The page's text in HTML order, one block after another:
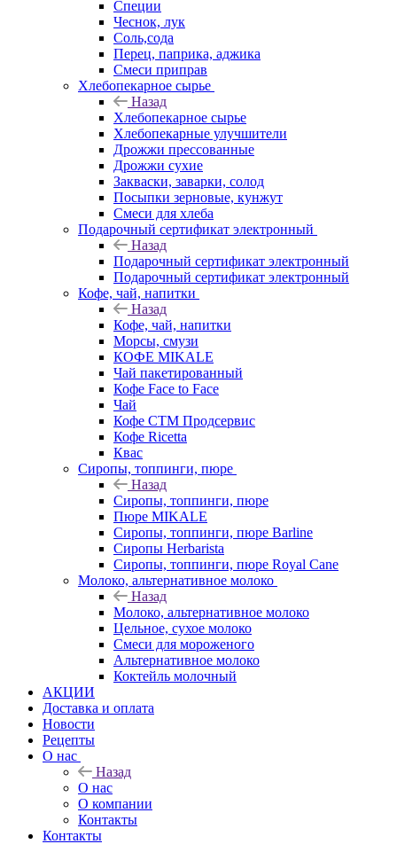
Специи
Чеснок, лук
Соль,сода
Перец, паприка, аджика
Смеси приправ
Хлебопекарное сырье
Назад
Хлебопекарное сырье
Хлебопекарные улучшители
Дрожжи прессованные
Дрожжи сухие
Закваски, заварки, солод
Посыпки зерновые, кунжут
Смеси для хлеба
Подарочный сертификат электронный
Назад
Подарочный сертификат электронный
Подарочный сертификат электронный
Кофе, чай, напитки
Назад
Кофе, чай, напитки
Морсы, смузи
КОФЕ MIKALE
Чай пакетированный
Кофе Face to Face
Чай
Кофе СТМ Продсервис
Кофе Ricetta
Квас
Сиропы, топпинги, пюре
Назад
Сиропы, топпинги, пюре
Пюре MIKALE
Сиропы, топпинги, пюре Barline
Сиропы Herbarista
Сиропы, топпинги, пюре Royal Cane
Молоко, альтернативное молоко
Назад
Молоко, альтернативное молоко
Цельное, сухое молоко
Смеси для мороженого
Альтернативное молоко
Коктейль молочный
АКЦИИ
Доставка и оплата
Новости
Рецепты
О нас
Назад
О нас
О компании
Контакты
Контакты